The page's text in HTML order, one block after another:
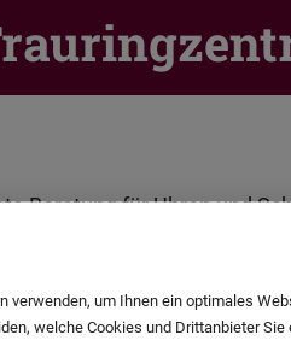
verwenden, um Ihnen ein optimales
welche Cookies und Drittanbieter Sie
Beratung für Uhren und
im Trauringbereich im
qualifizierten
namhafter Hersteller